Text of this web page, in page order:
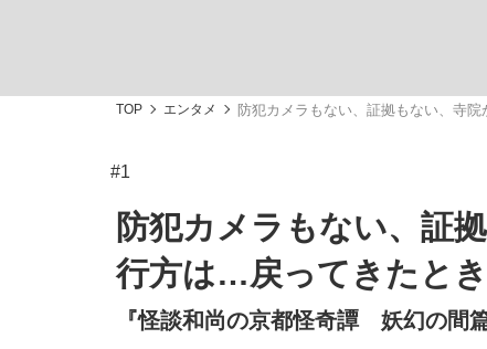
TOP エンタメ 防犯カメラもない、証拠もない、寺
#1
防犯カメラもない、証
行方は…戻ってきたとき
『怪談和尚の京都怪奇譚 妖幻の間